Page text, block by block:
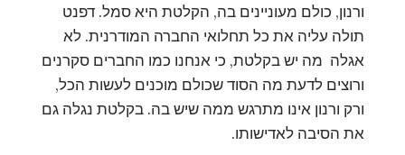
ורנון, כולם מעוניינים בה, הקלטת היא סמל. דפנט
תולה עליה את כל תחלואי החברה המודרנית. לא
אגלה מה יש בקלטת, כי אנחנו כמו החברים סקרנים
ורוצים לדעת מה הסוד שכולם מוכנים לעשות הכל,
ורק ורנון אינו מתרגש ממה שיש בה. בקלטת נגלה גם
את הסיבה לאדישותו.